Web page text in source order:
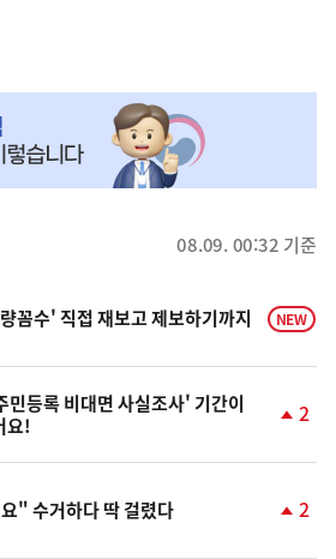
08.09. 00:32 기준
꼼수' 직접 재보고 제보하기까지 NEW
등록 비대면 사실조사' 기간이
요!
2
" 수거하다 딱 걸렸다 2